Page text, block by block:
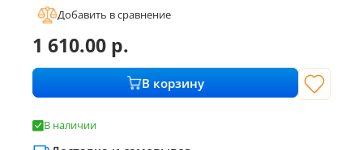
Добавить в сравнение
1 610.00 р.
В корзину
В наличии